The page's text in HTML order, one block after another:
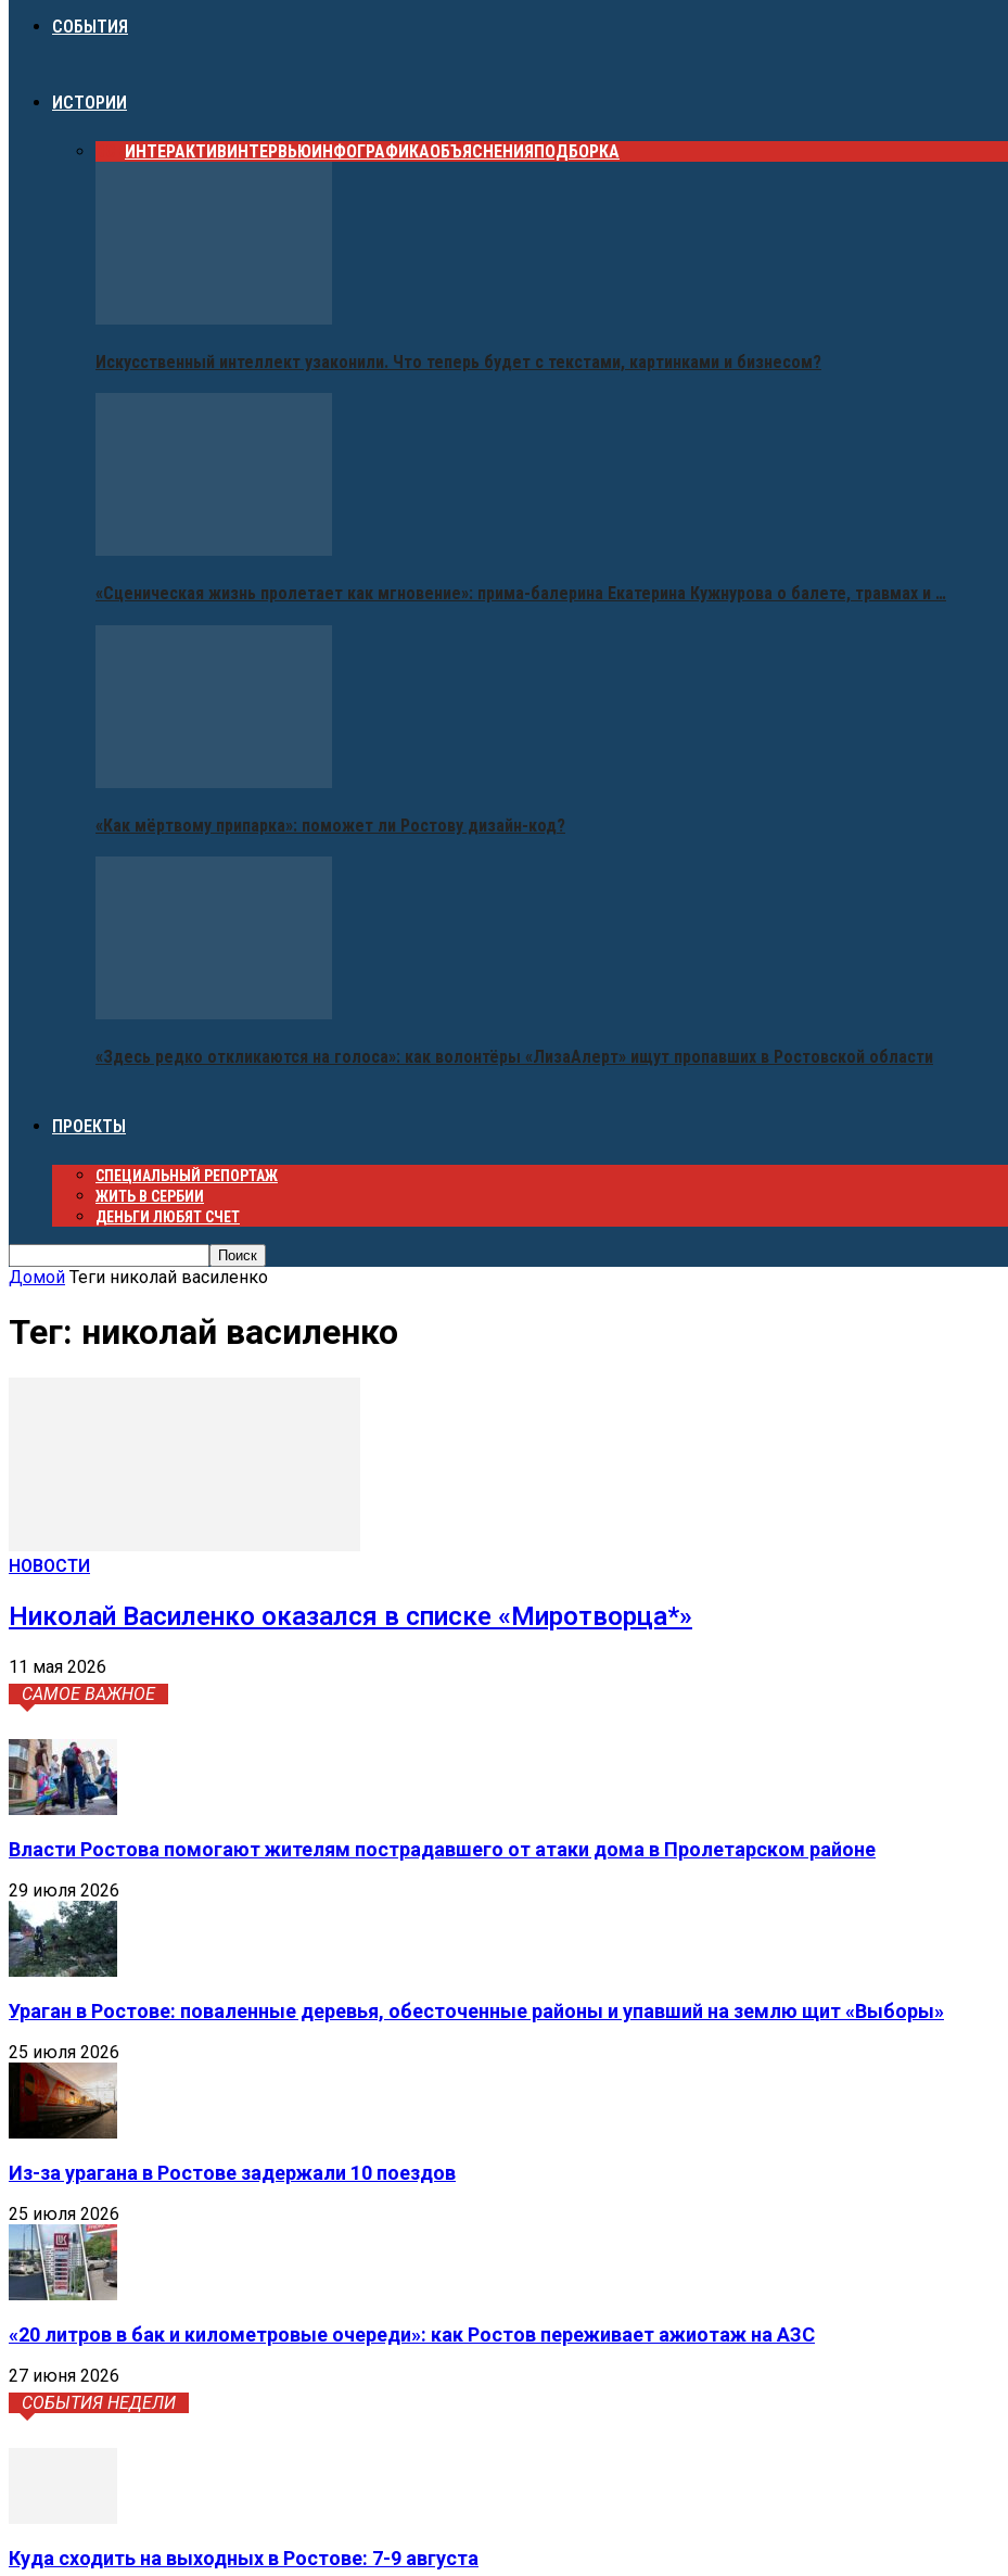
СОБЫТИЯ
ИСТОРИИ
ИНТЕРАКТИВИНТЕРВЬЮИНФОГРАФИКАОБЪЯСНЕНИЯПОДБОРКА
Искусственный интеллект узаконили. Что теперь будет с текстами, картинками и бизнесом?
«Сценическая жизнь пролетает как мгновение»: прима-балерина Екатерина Кужнурова о балете, травмах и …
«Как мёртвому припарка»: поможет ли Ростову дизайн-код?
«Здесь редко откликаются на голоса»: как волонтёры «ЛизаАлерт» ищут пропавших в Ростовской области
ПРОЕКТЫ
СПЕЦИАЛЬНЫЙ РЕПОРТАЖ
ЖИТЬ В СЕРБИИ
ДЕНЬГИ ЛЮБЯТ СЧЕТ
Домой Теги николай василенко
Тег: николай василенко
НОВОСТИ
Николай Василенко оказался в списке «Миротворца*»
11 мая 2026
САМОЕ ВАЖНОЕ
Власти Ростова помогают жителям пострадавшего от атаки дома в Пролетарском районе
29 июля 2026
Ураган в Ростове: поваленные деревья, обесточенные районы и упавший на землю щит «Выборы»
25 июля 2026
Из-за урагана в Ростове задержали 10 поездов
25 июля 2026
«20 литров в бак и километровые очереди»: как Ростов переживает ажиотаж на АЗС
27 июня 2026
СОБЫТИЯ НЕДЕЛИ
Куда сходить на выходных в Ростове: 7-9 августа